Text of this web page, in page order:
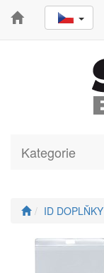
Kategorie
ID DOPLŇKY